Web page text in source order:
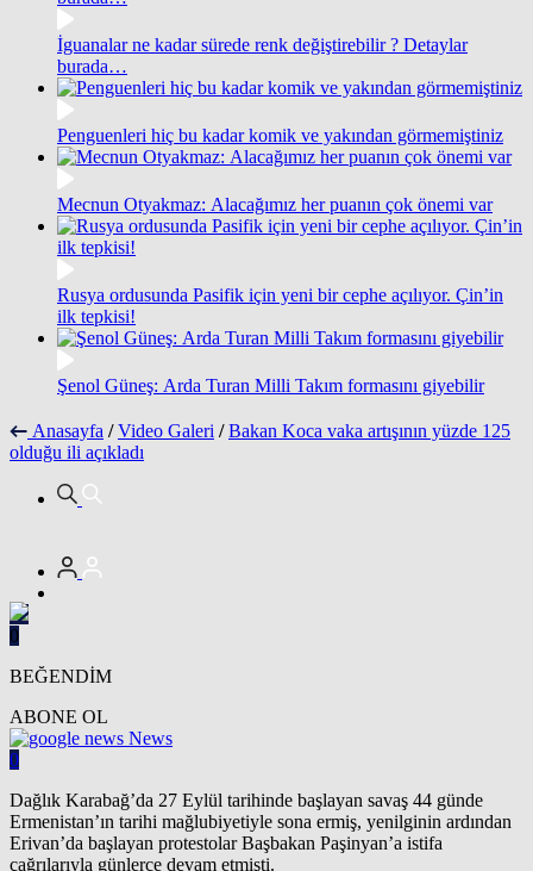
İguanalar ne kadar sürede renk değiştirebilir ? Detaylar
burada…
Penguenleri hiç bu kadar komik ve yakından görmemiştiniz
Mecnun Otyakmaz: Alacağımız her puanın çok önemi var
Rusya ordusunda Pasifik için yeni bir cephe açılıyor. Çin’in
ilk tepkisi!
Şenol Güneş: Arda Turan Milli Takım formasını giyebilir
Anasayfa / Video Galeri / Bakan Koca vaka artışının yüzde 125
olduğu ili açıkladı
0
BEĞENDİM
ABONE OL
News
0
Dağlık Karabağ’da 27 Eylül tarihinde başlayan savaş 44 günde
Ermenistan’ın tarihi mağlubiyetiyle sona ermiş, yenilginin ardından
Erivan’da başlayan protestolar Başbakan Paşinyan’a istifa
çağrılarıyla günlerce devam etmişti.